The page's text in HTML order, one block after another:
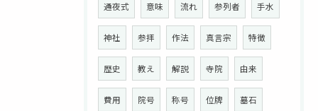
通夜式 意味 流れ 参列者 手水
神社 参拝 作法 真言宗 特徴
歴史 教え 解説 寺院 由来
費用 院号 称号 位牌 墓石
お問い合わせはこちら